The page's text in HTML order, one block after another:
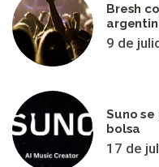
Bresh
9 de
Suno
bolsa
17 de